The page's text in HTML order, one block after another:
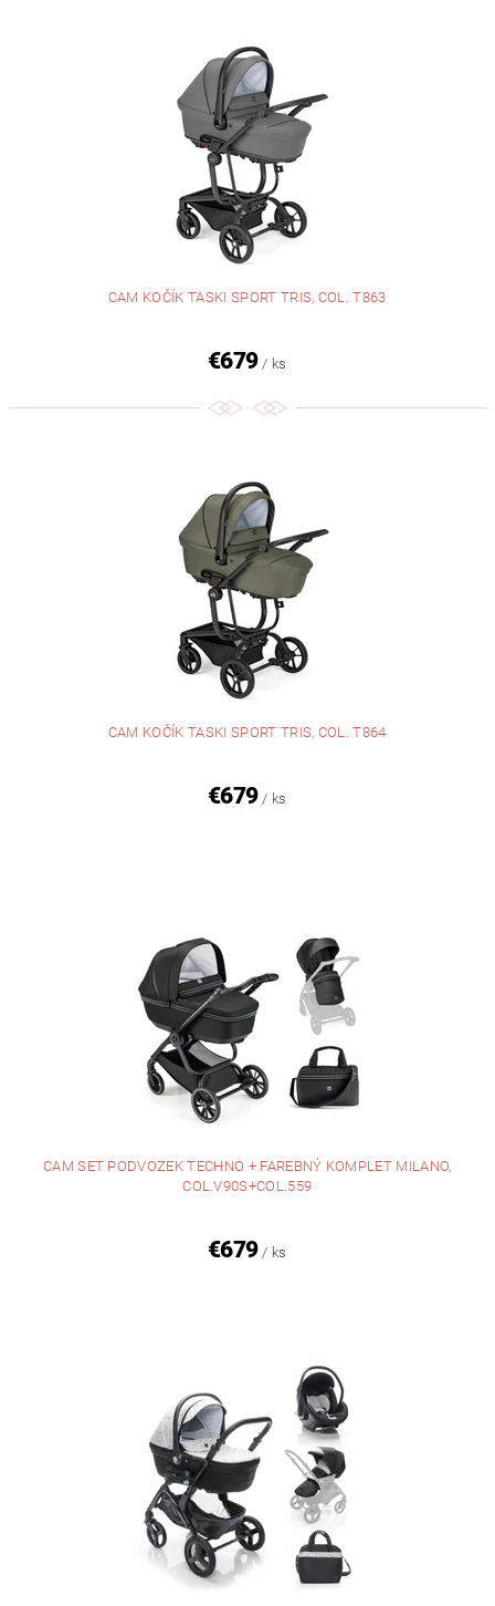
CAM KOČÍK TASKI SPORT TRIS, COL. T863
€679 / ks
CAM KOČÍK TASKI SPORT TRIS, COL. T864
€679 / ks
CAM SET PODVOZEK TECHNO + FAREBNÝ KOMPLET MILANO,
COL.V90S+COL.559
€679 / ks